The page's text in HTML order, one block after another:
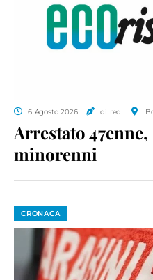
6 Agosto 2026 di red.
Arrestato
minorenni
CRONACA